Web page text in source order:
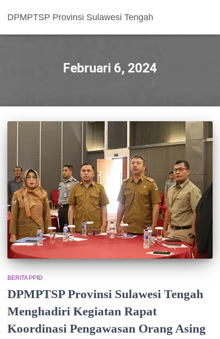
DPMPTSP Provinsi Sulawesi Tengah
Februari 6, 2024
BERITA PPID
DPMPTSP Provinsi Sulawesi Tengah
Menghadiri Kegiatan Rapat
Koordinasi Pengawasan Orang Asing